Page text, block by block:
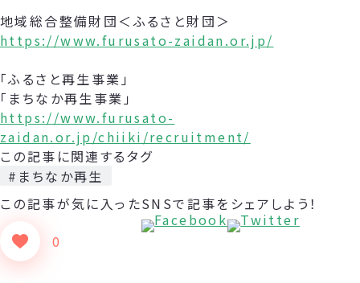
地域総合整備財団＜ふるさと財団＞
https://www.furusato-zaidan.or.jp/
「ふるさと再生事業」
「まちなか再生事業」
https://www.furusato-
zaidan.or.jp/chiiki/recruitment/
この記事に関連するタグ
#まちなか再生
この記事が気に入った
0
SNSで記事をシェアしよう！